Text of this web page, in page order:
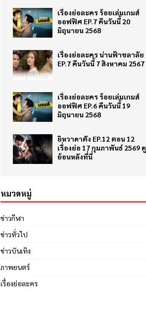
เรื่องย่อละคร ร้อยเล่มเกมส์
ออฟฟิศ EP.7 คืนวันนี้ 20
มิถุนายน 2568
เรื่องย่อละคร น่านฟ้าชลาลัย
EP.7 คืนวันนี้ 7 สิงหาคม 2567
เรื่องย่อละคร ร้อยเล่มเกมส์
ออฟฟิศ EP.6 คืนวันนี้ 19
มิถุนายน 2568
ยิหวาดาตัง EP.12 ตอน 12
เรื่องย่อ 17 กุมภาพันธ์ 2569 ดู
ย้อนหลังที่นี่
หมวดหมู่
ข่าวกีฬา
ข่าวทั่วไป
ข่าวบันเทิง
ภาพยนตร์
เรื่องย่อละคร